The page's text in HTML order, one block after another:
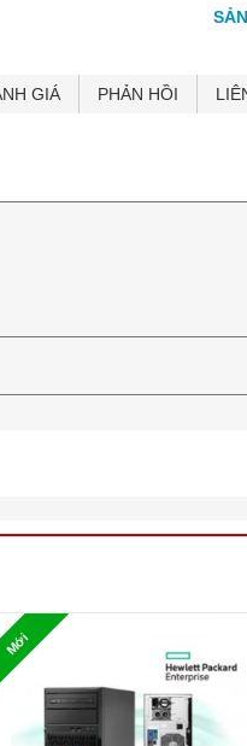
GIÁ PHẢN HỒI
Mới